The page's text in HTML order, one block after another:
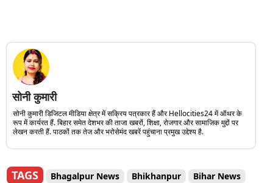
सोनी कुमारी
सोनी कुमारी डिजिटल मीडिया क्षेत्र में सक्रिय पत्रकार हैं और Hellocities24 में ऑथर के
रूप में कार्यरत हैं. बिहार समेत देशभर की ताजा खबरों, शिक्षा, रोजगार और सामाजिक मुद्दों पर
लेखन करती हैं. पाठकों तक तेज और भरोसेमंद खबरें पहुंचाना प्रमुख उद्देश्य है.
TAGS Bhagalpur News Bhikhanpur
Bihar News